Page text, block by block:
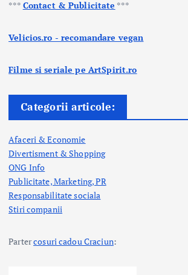
*** Contact & Publicitate ***
Velicios.ro - recomandare vegan
Filme si seriale pe ArtSpirit.ro
Categorii articole:
Afaceri & Economie
Divertisment & Shopping
ONG Info
Publicitate, Marketing, PR
Responsabilitate sociala
Stiri companii
Partercosuri cadou Craciun: